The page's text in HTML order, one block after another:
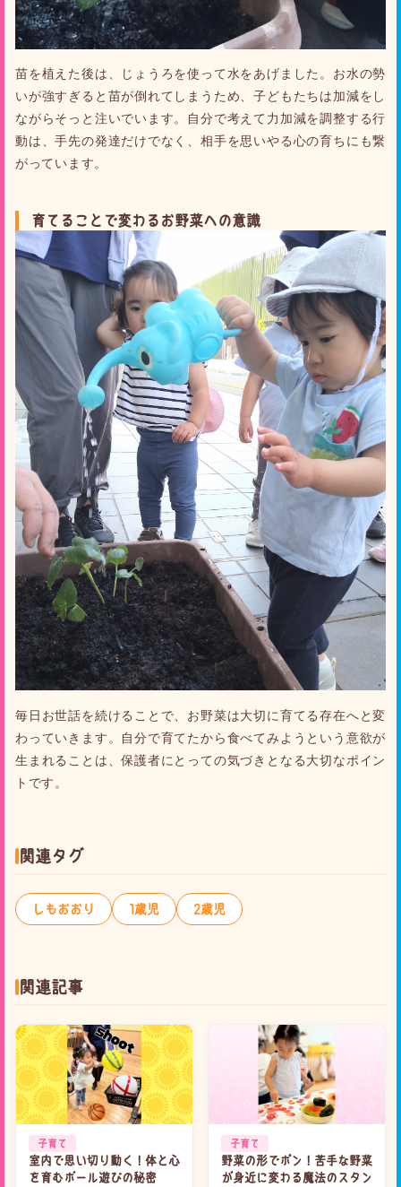
苗を植えた後は、じょうろを使って水をあげました。お水の勢
いが強すぎると苗が倒れてしまうため、子どもたちは加減をし
ながらそっと注いでいます。自分で考えて力加減を調整する行
動は、手先の発達だけでなく、相手を思いやる心の育ちにも繋
がっています。
育てることで変わるお野菜への意識
毎日お世話を続けることで、お野菜は大切に育てる存在へと変
わっていきます。自分で育てたから食べてみようという意欲が
生まれることは、保護者にとっての気づきとなる大切なポイン
トです。
関連タグ
しもおおり 1歳児 2歳児
関連記事
子育て
室内で思い切り動く！体と心
を育むボール遊びの秘密
子育て
野菜の形でポン！苦手な野菜
が身近に変わる魔法のスタン